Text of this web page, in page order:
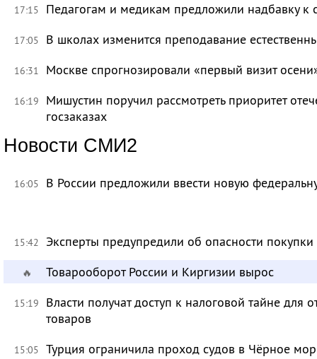
17:15 Педагогам и медикам предложили надбавку к
17:05 В школах изменится преподавание
16:31 Москве спрогнозировали «первый визит
16:19
Мишустин поручил рассмотреть приоритет
госзаказах
Новости СМИ2
16:05 В России предложили ввести новую
15:42 Эксперты предупредили об опасности
🔥 Товарооборот России и Киргизии вырос
15:19
Власти получат доступ к налоговой тайне для
товаров
15:05 Турция ограничила проход судов в Чёрное